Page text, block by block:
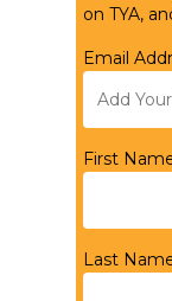
on TYA,
Email
First
Last